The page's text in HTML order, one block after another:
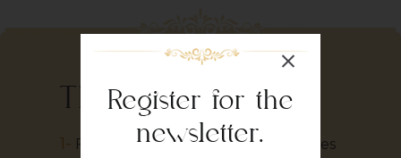
The preparation
1- Faire doucement dorer les amandes
Register for the
newsletter.